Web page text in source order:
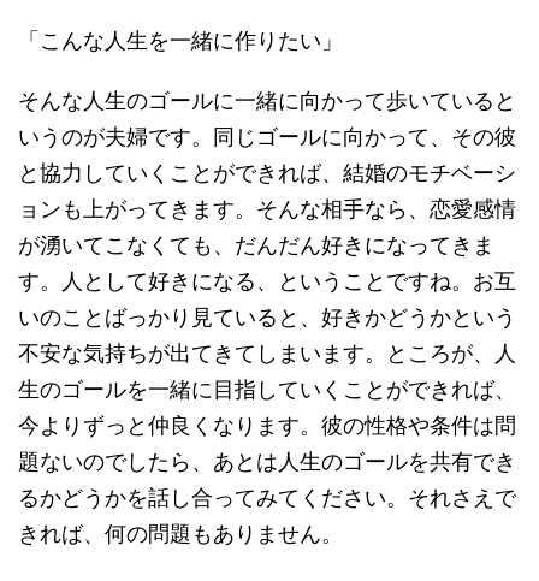
「こんな人生を一緒に作りたい」
そんな人生のゴールに一緒に向かって歩いていると
いうのが夫婦です。同じゴールに向かって、その彼
と協力していくことができれば、結婚のモチベーシ
ョンも上がってきます。そんな相手なら、恋愛感情
が湧いてこなくても、だんだん好きになってきま
す。人として好きになる、ということですね。お互
いのことばっかり見ていると、好きかどうかという
不安な気持ちが出てきてしまいます。ところが、人
生のゴールを一緒に目指していくことができれば、
今よりずっと仲良くなります。彼の性格や条件は問
題ないのでしたら、あとは人生のゴールを共有でき
るかどうかを話し合ってみてください。それさえで
きれば、何の問題もありません。